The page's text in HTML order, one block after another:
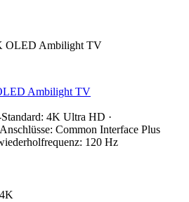
Ambilight TV
4K Ultra HD ·
Common Interface Plus
120 Hz